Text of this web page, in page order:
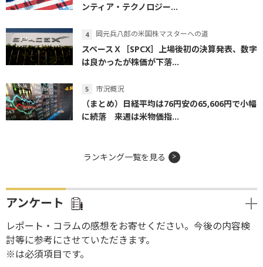
ンティア・テクノロジー...
岡元兵八郎の米国株マスターへの道
スペースＸ［SPCX］上場後初の決算発表、数字
は良かったが株価が下落...
市況概況
（まとめ）日経平均は76円安の65,606円で小幅
に続落 来週は米物価指...
ランキング一覧を見る
アンケート
レポート・コラムの感想をお寄せください。今後の内容検
討等に参考にさせていただきます。
※は必須項目です。